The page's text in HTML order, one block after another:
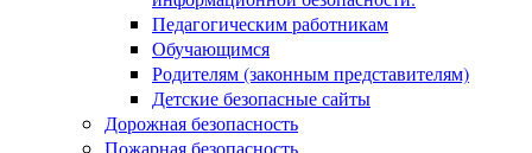
Педагогическим работникам
Обучающимся
Родителям (законным представителям)
Детские безопасные сайты
Дорожная безопасность
Пожарная безопасность